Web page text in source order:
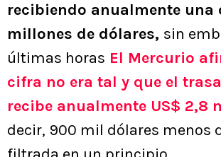
recibiendo anualmente una
millones de dólares, sin
últimas horas El Mercurio
cifra no era tal y que el
recibe anualmente US$ 2,8
decir, 900 mil dólares menos